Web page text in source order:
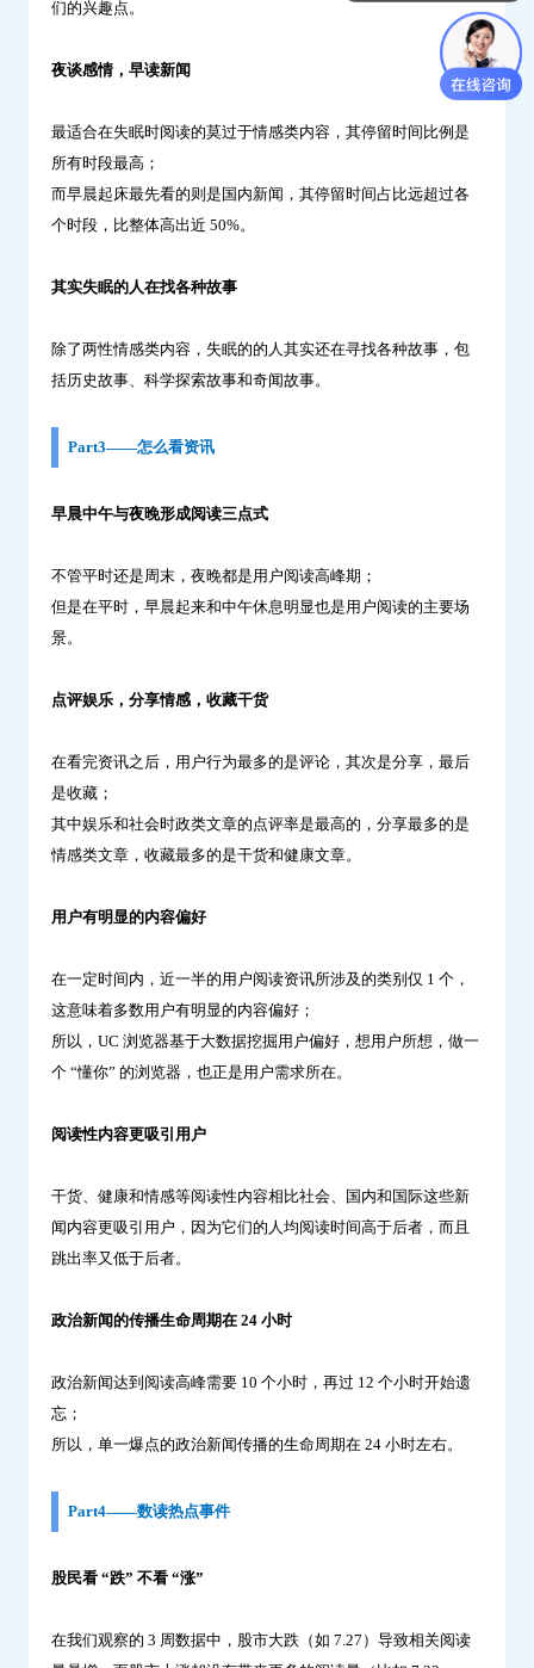
们的兴趣点。
夜谈感情，早读新闻
最适合在失眠时阅读的莫过于情感类内容，其停留时间比例是
所有时段最高；
而早晨起床最先看的则是国内新闻，其停留时间占比远超过各
个时段，比整体高出近 50%。
其实失眠的人在找各种故事
除了两性情感类内容，失眠的的人其实还在寻找各种故事，包
括历史故事、科学探索故事和奇闻故事。
Part3——怎么看资讯
早晨中午与夜晚形成阅读三点式
不管平时还是周末，夜晚都是用户阅读高峰期；
但是在平时，早晨起来和中午休息明显也是用户阅读的主要场
景。
点评娱乐，分享情感，收藏干货
在看完资讯之后，用户行为最多的是评论，其次是分享，最后
是收藏；
其中娱乐和社会时政类文章的点评率是最高的，分享最多的是
情感类文章，收藏最多的是干货和健康文章。
用户有明显的内容偏好
在一定时间内，近一半的用户阅读资讯所涉及的类别仅 1 个，
这意味着多数用户有明显的内容偏好；
所以，UC 浏览器基于大数据挖掘用户偏好，想用户所想，做一
个 “懂你” 的浏览器，也正是用户需求所在。
阅读性内容更吸引用户
干货、健康和情感等阅读性内容相比社会、国内和国际这些新
闻内容更吸引用户，因为它们的人均阅读时间高于后者，而且
跳出率又低于后者。
政治新闻的传播生命周期在 24 小时
政治新闻达到阅读高峰需要 10 个小时，再过 12 个小时开始遗
忘；
所以，单一爆点的政治新闻传播的生命周期在 24 小时左右。
Part4——数读热点事件
股民看 “跌” 不看 “涨”
在我们观察的 3 周数据中，股市大跌（如 7.27）导致相关阅读